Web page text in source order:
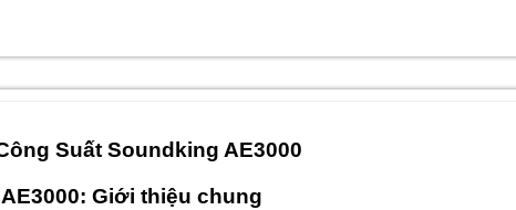
Suất Soundking AE3000
Giới thiệu chung